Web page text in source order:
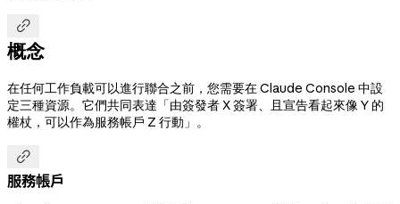

概念
在任何工作負載可以進行聯合之前，您需要在 Claude Console 中設
定三種資源。它們共同表達「由簽發者 X 簽署、且宣告看起來像 Y 的
權杖，可以作為服務帳戶 Z 行動」。

服務帳戶